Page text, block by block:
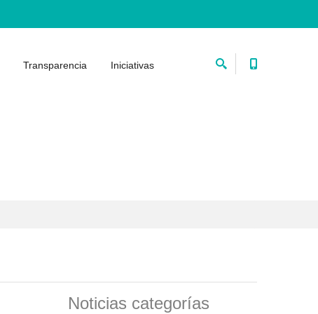
Transparencia Iniciativas
Noticias categorías